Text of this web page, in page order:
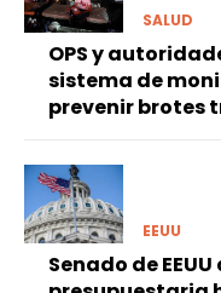
SALUD
OPS y
sistema de
prevenir brotes
EEUU
Senado de